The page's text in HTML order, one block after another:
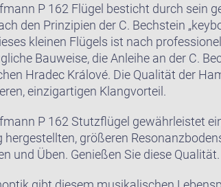
P 162 Flügel besticht durch sein
den Prinzipien der C. Bechstein
kleinen Flügels ist nach
Bauweise, die Anleihe an der C.
Hradec Králové. Die Qualität der
einzigartigen Klangvorteil.
P 162 Stutzflügel gewährleistet
hergestellten, größeren
und Üben. Genießen Sie diese Qualität.